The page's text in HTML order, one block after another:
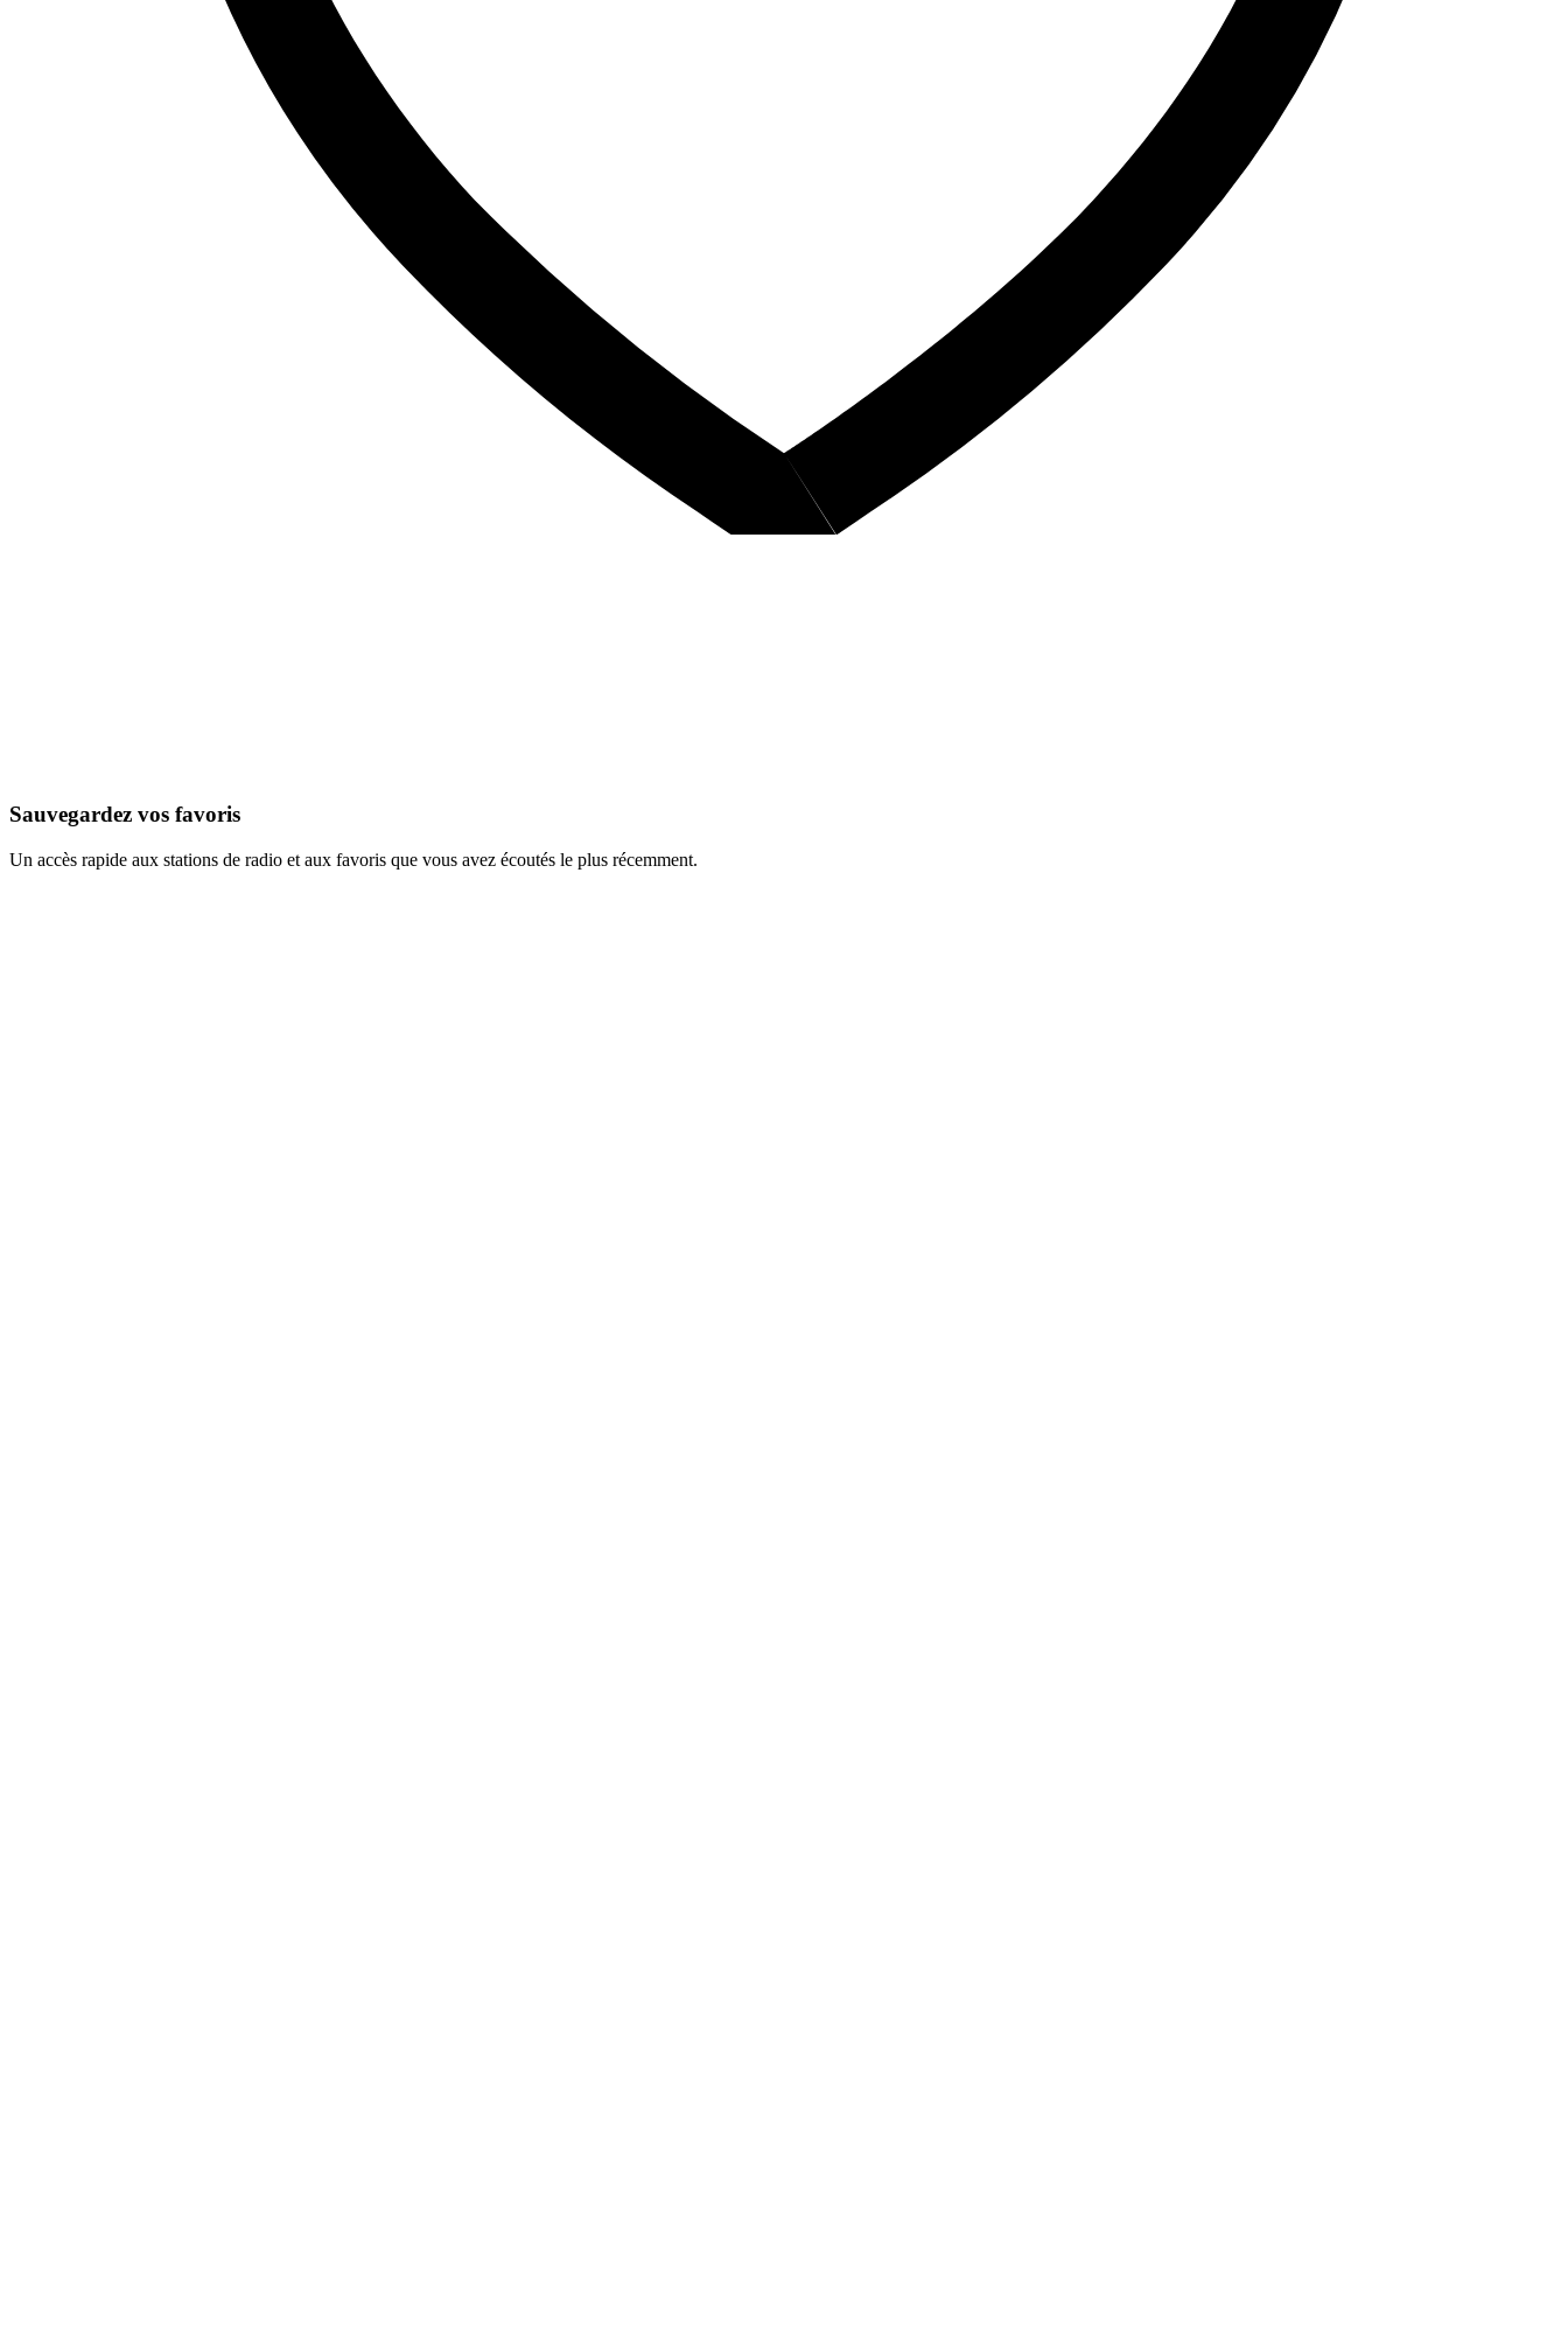
Sauvegardez vos favoris
Un accès rapide aux stations de radio et aux favoris que vous avez écoutés le plus récemment.